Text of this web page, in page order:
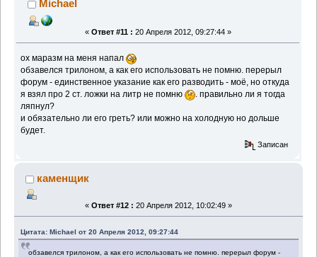
Michael
« Ответ #11 : 20 Апреля 2012, 09:27:44 »
ох маразм на меня напал
обзавелся трилоном, а как его использовать не помню. перерыл
форум - единственное указание как его разводить - моё, но откуда
я взял про 2 ст. ложки на литр не помню
. правильно ли я тогда
ляпнул?
и обязательно ли его греть? или можно на холодную но дольше
будет.
Записан
каменщик
« Ответ #12 : 20 Апреля 2012, 10:02:49 »
Цитата: Michael от 20 Апреля 2012, 09:27:44
обзавелся трилоном, а как его использовать не помню. перерыл форум -